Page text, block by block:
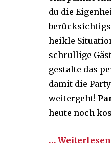
du die
heikle
schrullige
gestalte das
damit die
weitergeht!
heute noch
… Weiterlesen